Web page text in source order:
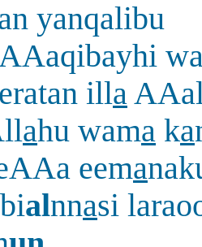
yanqalibu
illa
ahu wama ka
eema
alnnasi